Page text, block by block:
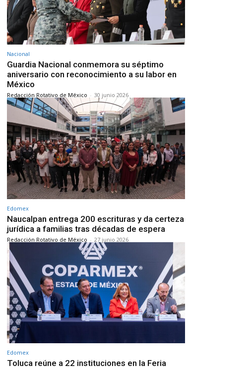
Nacional
Guardia Nacional conmemora su séptimo
aniversario con reconocimiento a su labor en
México
Redacción Rotativo de México - 30 junio 2026
Edomex
Naucalpan entrega 200 escrituras y da certeza
jurídica a familias tras décadas de espera
Redacción Rotativo de México - 27 junio 2026
Edomex
Toluca reúne a 22 instituciones en la Feria